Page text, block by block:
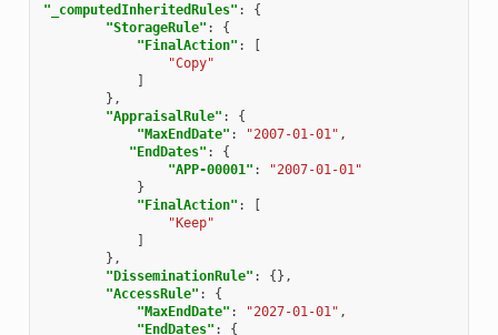
"_computedInheritedRules" :
{
"StorageRule" :
{
"FinalAction" :
[
"Copy"
]
},
"AppraisalRule" :
{
"MaxEndDate" : "2007-01-01" ,
"EndDates" :
{
"APP-00001" :
"2007-01-01"
}
"FinalAction" :
[
"Keep"
]
},
"DisseminationRule" :
{},
"AccessRule" :
{
"MaxEndDate" : "2027-01-01" ,
"EndDates" :
{